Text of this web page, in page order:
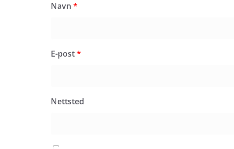
Navn *
E-post*
Nettsted